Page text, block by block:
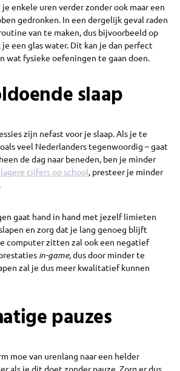
enkele uren verder zonder ook maar een
gedronken. In een dergelijk geval raden
van te maken, dus bijvoorbeeld op
een glas water. Dit kan je dan perfect
wat fysieke oefeningen te gaan doen.
slaap
zijn nefast voor je slaap. Als je te
veel Nederlanders tegenwoordig – gaat
de dag naar beneden, ben je minder
lagere cijfers op school, presteer je minder
gaat hand in hand met jezelf limieten
en zorg dat je lang genoeg blijft
computer zitten zal ook een negatief
in-game, dus door minder te
zal je dus meer kwalitatief kunnen
pauzes
moe van urenlang naar een helder
als je dit doet zonder pauze. Zorg er dus